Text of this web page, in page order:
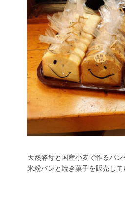
天然酵母と国産小麦で作るパ
米粉パンと焼き菓子を販売して